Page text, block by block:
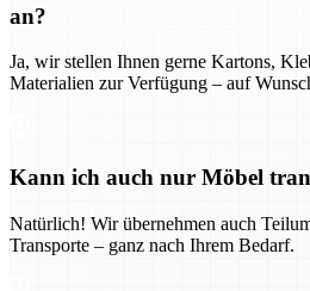
an?
Ja, wir stellen Ihnen gerne Kartons,
Materialien zur Verfügung – auf
Kann ich auch nur Möbel
Natürlich! Wir übernehmen auch
Transporte – ganz nach Ihrem Bedarf.